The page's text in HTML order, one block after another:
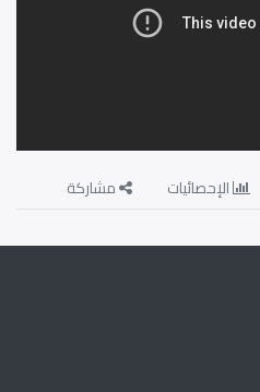
الإحصائيات مشاركة